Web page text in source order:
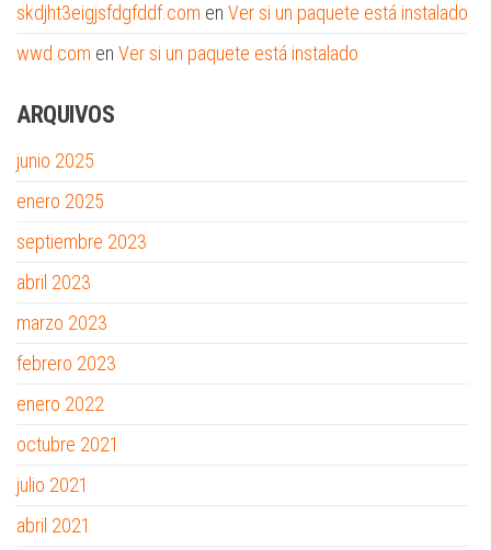
skdjht3eigjsfdgfddf.com en Ver si un paquete está instalado
wwd.com en Ver si un paquete está instalado
ARQUIVOS
junio 2025
enero 2025
septiembre 2023
abril 2023
marzo 2023
febrero 2023
enero 2022
octubre 2021
julio 2021
abril 2021